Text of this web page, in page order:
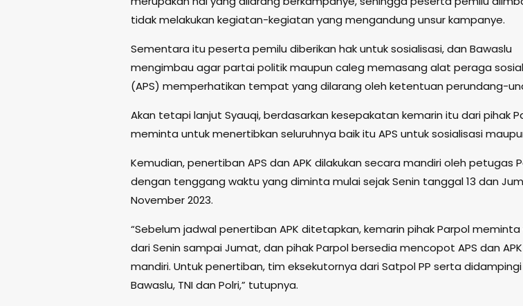
tidak melakukan kegiatan-kegiatan yang mengandung unsur kampanye.
Sementara itu peserta pemilu diberikan hak untuk sosialisasi, dan Bawaslu
mengimbau agar partai politik maupun caleg memasang alat peraga
(APS) memperhatikan tempat yang dilarang oleh ketentuan perundang-
Akan tetapi lanjut Syauqi, berdasarkan kesepakatan kemarin itu dari pihak
meminta untuk menertibkan seluruhnya baik itu APS untuk sosialisasi
Kemudian, penertiban APS dan APK dilakukan secara mandiri oleh petugas
dengan tenggang waktu yang diminta mulai sejak Senin tanggal 13 dan
November 2023.
“Sebelum jadwal penertiban APK ditetapkan, kemarin pihak Parpol
dari Senin sampai Jumat, dan pihak Parpol bersedia mencopot APS dan
mandiri. Untuk penertiban, tim eksekutornya dari Satpol PP serta
Bawaslu, TNI dan Polri,” tutupnya.